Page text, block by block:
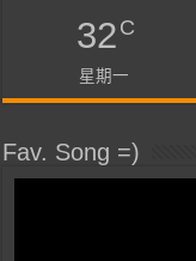
32C
星期一
Fav. Song =)